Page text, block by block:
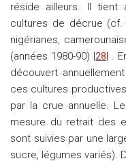
réside ailleurs. Il tient
cultures de décrue (cf.
nigérianes,
(années 1980-90) |28| .
découvert
ces cultures
par la crue annuelle.
mesure du retrait des
sont suivies par une
sucre, légumes variés).